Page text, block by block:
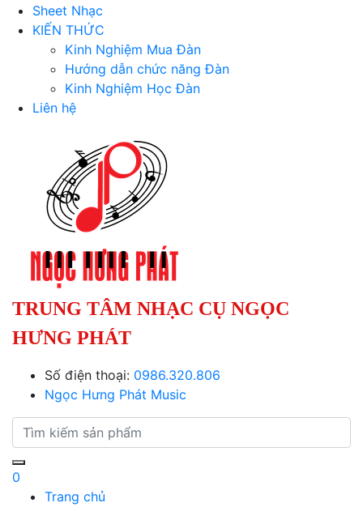
Sheet Nhạc
KIẾN THỨC
Kinh Nghiệm Mua Đàn
Hướng dẫn chức năng Đàn
Kinh Nghiệm Học Đàn
Liên hệ
TRUNG TÂM NHẠC CỤ NGỌC
HƯNG PHÁT
Số điện thoại: 0986.320.806
Ngọc Hưng Phát Music
0
Trang chủ